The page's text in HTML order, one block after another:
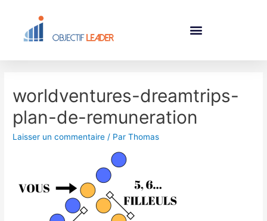
worldventures-dreamtrips-
plan-de-remuneration
Laisser un commentaire / ParThomas